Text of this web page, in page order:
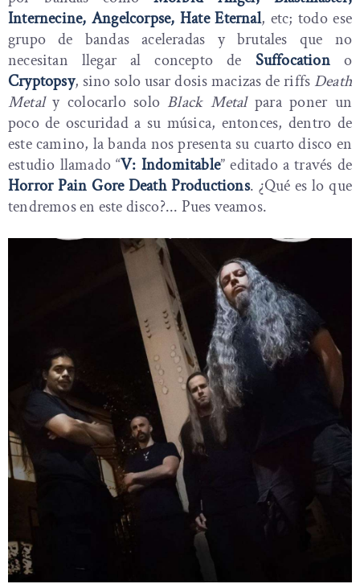
Internecine, Angelcorpse, Hate Eternal, etc; todo ese
grupo de bandas aceleradas y brutales que no
necesitan llegar al concepto de Suffocationo
Cryptopsy, sino solo usar dosis macizas de riffs Death
Metaly colocarlo solo Black Metalpara poner un
poco de oscuridad a su música, entonces, dentro de
este camino, la banda nos presenta su cuarto disco en
estudio llamado “V: Indomitable” editado a través de
Horror Pain Gore Death Productions. ¿Qué es lo que
tendremos en este disco?... Pues veamos.